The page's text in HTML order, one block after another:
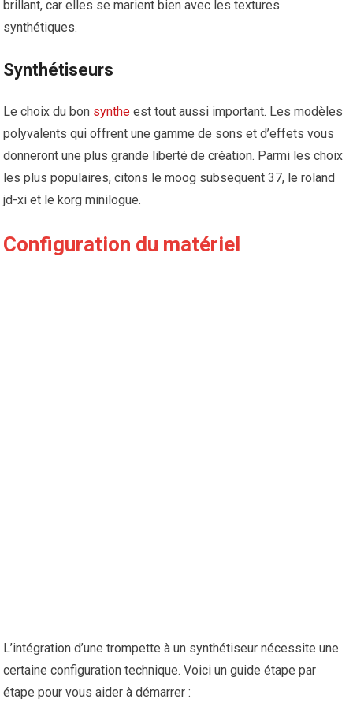
brillant, car elles se marient bien avec les textures
synthétiques.
Synthétiseurs
Le choix du bon synthe est tout aussi important. Les modèles
polyvalents qui offrent une gamme de sons et d’effets vous
donneront une plus grande liberté de création. Parmi les choix
les plus populaires, citons le moog subsequent 37, le roland
jd-xi et le korg minilogue.
Configuration du matériel
L’intégration d’une trompette à un synthétiseur nécessite une
certaine configuration technique. Voici un guide étape par
étape pour vous aider à démarrer :